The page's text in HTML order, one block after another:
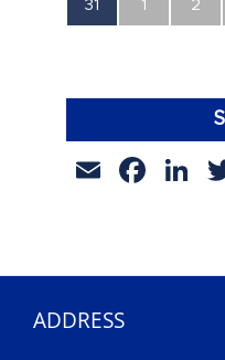
0
esemény,
31
0
esemény,
1
0
2
Email
ADDRESS